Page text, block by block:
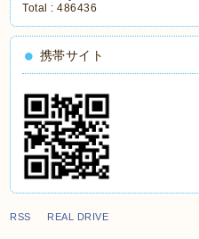
Total :486436
携帯サイト
RSS REAL DRIVE